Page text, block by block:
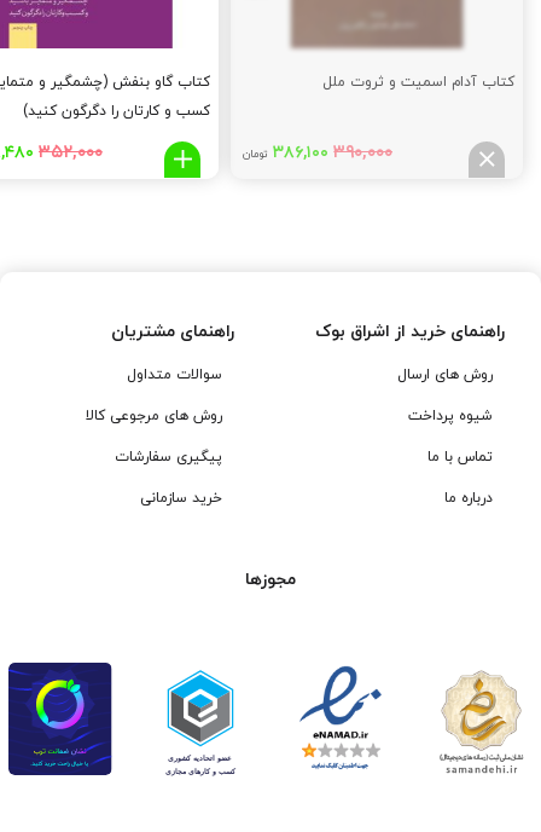
کتاب آدام اسمیت و ثروت ملل
۳۹۰,۰۰۰ قیمت
۳۸۶,۱۰۰ تومانقیمت
کتاب گاو بنفش (چشمگیر و
کسب و کارتان را دگرگون کنید)
۳۵۲,۰۰۰
راهنمای خرید از اشراق بوک
روش های ارسال
شیوه پرداخت
تماس با ما
درباره ما
راهنمای مشتریان
سوالات متداول
روش های مرجوعی کالا
پیگیری سفارشات
خرید سازمانی
مجوزها